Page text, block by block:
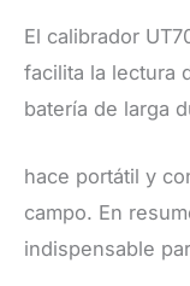
​El calibrador
facilita la lectura
batería de larga
hace portátil y
campo. En
indispensable